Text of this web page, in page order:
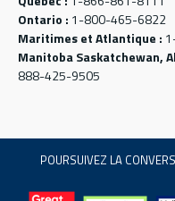
Ontario : 1-800-465-6822
Maritimes et Atlantique :
Manitoba Saskatchewan,
888-425-9505
POURSUIVEZ LA